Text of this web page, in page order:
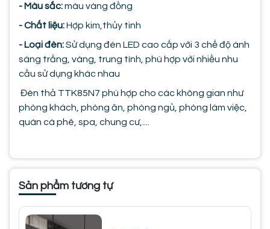
- Màu sắc:màu vàng đồng
- Chất liệu:Hợp kim,thủy tinh
- Loại đèn:Sử dụng đèn LED cao cấp với 3 chế độ ánh
sáng trắng, vàng, trung tính, phù hợp với nhiều nhu
cầu sử dụng khác nhau
Đèn thả TTK85N7 phù hợp cho các không gian như
phòng khách, phòng ăn, phòng ngủ, phòng làm việc,
quán cà phê, spa, chung cư,....
Sản phẩm tương tự